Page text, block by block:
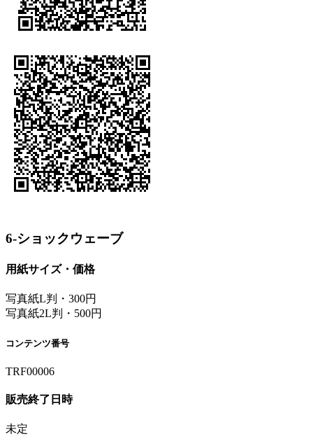
6-ショックウェーブ
用紙サイズ・価格
写真紙L判・300円
写真紙2L判・500円
コンテンツ番号
TRF00006
販売終了日時
未定